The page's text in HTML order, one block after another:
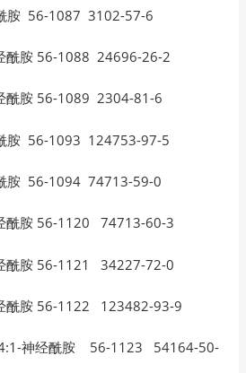
胺 56-1087 3102-57-6
酰胺 56-1088 24696-26-2
酰胺 56-1089 2304-81-6
胺 56-1093 124753-97-5
胺 56-1094 74713-59-0
酰胺 56-1120 74713-60-3
酰胺 56-1121 34227-72-0
酰胺 56-1122 123482-93-9
神经酰胺 56-1123 54164-50-